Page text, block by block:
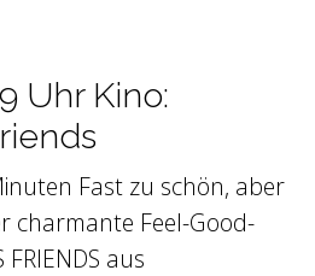
Uhr Kino:
Fast zu schön, aber
charmante Feel-Good-
FRIENDS aus